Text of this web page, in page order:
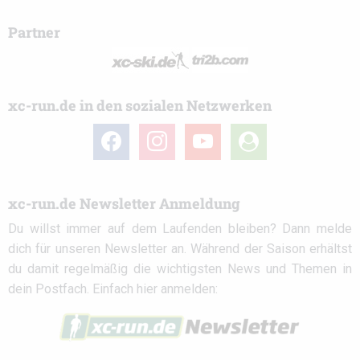
Partner
xc-run.de in den sozialen Netzwerken
facebook instagramyoutube
user-
circle
xc-run.de Newsletter Anmeldung
Du willst immer auf dem Laufenden bleiben? Dann melde
dich für unseren Newsletter an. Während der Saison erhältst
du damit regelmäßig die wichtigsten News und Themen in
dein Postfach. Einfach hier anmelden: